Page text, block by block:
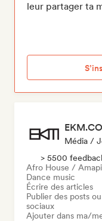
leur partager ta
EKM.CO
Média /
> 5500
Afro House /
Dance music
Écrire des articles
Publier des posts
sociaux
Ajouter dans ma/